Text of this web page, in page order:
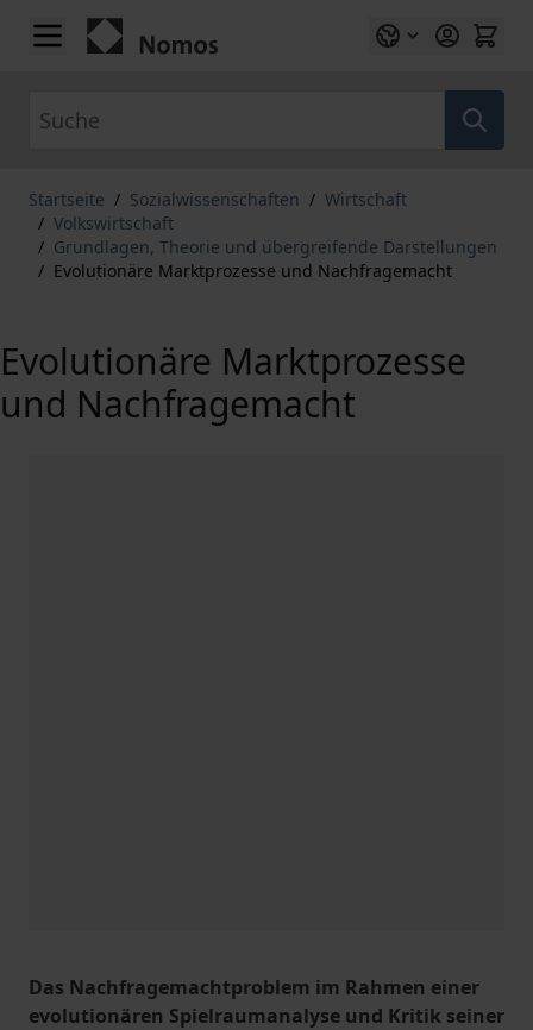
Zum Inhalt springen
Startseite / Sozialwissenschaften / Wirtschaft
/ Volkswirtschaft
/ Grundlagen, Theorie und übergreifende Darstellungen
/ Evolutionäre Marktprozesse und Nachfragemacht
Evolutionäre Marktprozesse
und Nachfragemacht
Das Nachfragemachtproblem im Rahmen einer
evolutionären Spielraumanalyse und Kritik seiner